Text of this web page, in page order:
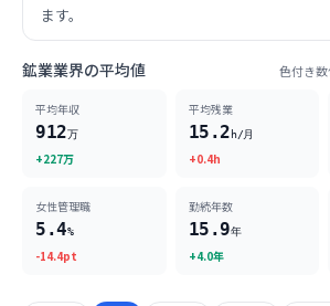
ます。
鉱業業界の平均値 色付き
平均年収
912万
+227万
平均残業
15.2h/月
+0.4h
女性管理職
5.4%
-14.4pt
勤続年数
15.9年
+4.0年